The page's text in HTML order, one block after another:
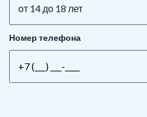
от 14 до 18 лет
Номер телефона